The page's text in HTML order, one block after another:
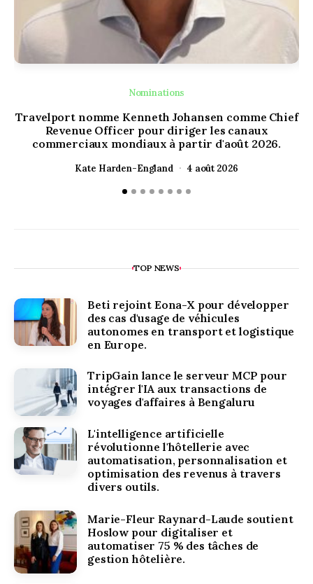
Nominations
Travelport nomme Kenneth Johansen comme Chief
Revenue Officer pour diriger les canaux
commerciaux mondiaux à partir d'août 2026.
Kate Harden-England 4 août 2026
TOP NEWS
Beti rejoint Eona-X pour développer
des cas d'usage de véhicules
autonomes en transport et logistique
en Europe.
TripGain lance le serveur MCP pour
intégrer l'IA aux transactions de
voyages d'affaires à Bengaluru
L'intelligence artificielle
révolutionne l'hôtellerie avec
automatisation, personnalisation et
optimisation des revenus à travers
divers outils.
Marie-Fleur Raynard-Laude soutient
Hoslow pour digitaliser et
automatiser 75 % des tâches de
gestion hôtelière.